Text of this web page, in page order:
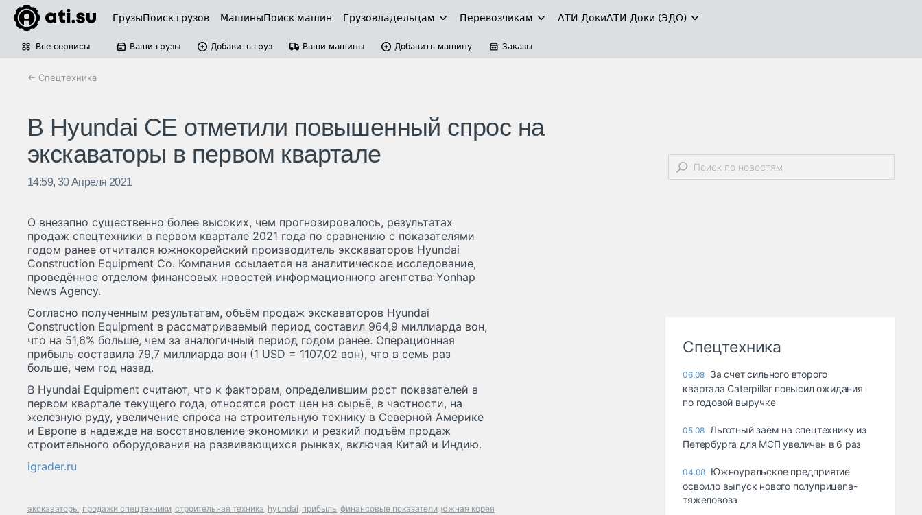
ГрузыПоиск грузов МашиныПоиск машин Грузовладельцам Перевозчикам АТИ-ДокиАТИ-Доки (ЭДО)
Все сервисы Ваши грузы Добавить груз Ваши машины Добавить машину Заказы
← Спецтехника
В Hyundai CE отметили повышенный спрос на
экскаваторы в первом квартале
14:59, 30 Апреля 2021
О внезапно существенно более высоких, чем прогнозировалось, результатах
продаж спецтехники в первом квартале 2021 года по сравнению с показателями
годом ранее отчитался южнокорейский производитель экскаваторов Hyundai
Construction Equipment Co. Компания ссылается на аналитическое исследование,
проведённое отделом финансовых новостей информационного агентства Yonhap
News Agency.
Согласно полученным результатам, объём продаж экскаваторов Hyundai
Construction Equipment в рассматриваемый период составил 964,9 миллиарда вон,
что на 51,6% больше, чем за аналогичный период годом ранее. Операционная
прибыль составила 79,7 миллиарда вон (1 USD = 1107,02 вон), что в семь раз
больше, чем год назад.
В Hyundai Equipment считают, что к факторам, определившим рост показателей в
первом квартале текущего года, относятся рост цен на сырьё, в частности, на
железную руду, увеличение спроса на строительную технику в Северной Америке
и Европе в надежде на восстановление экономики и резкий подъём продаж
строительного оборудования на развивающихся рынках, включая Китай и Индию.
igrader.ru
экскаваторы продажи спецтехники строительная техника hyundai прибыль финансовые показатели южная корея
Спецтехника
06.08 За счет сильного второго
квартала Caterpillar повысил ожидания
по годовой выручке
05.08 Льготный заём на спецтехнику из
Петербурга для МСП увеличен в 6 раз
04.08 Южноуральское предприятие
освоило выпуск нового полуприцепа-
тяжеловоза